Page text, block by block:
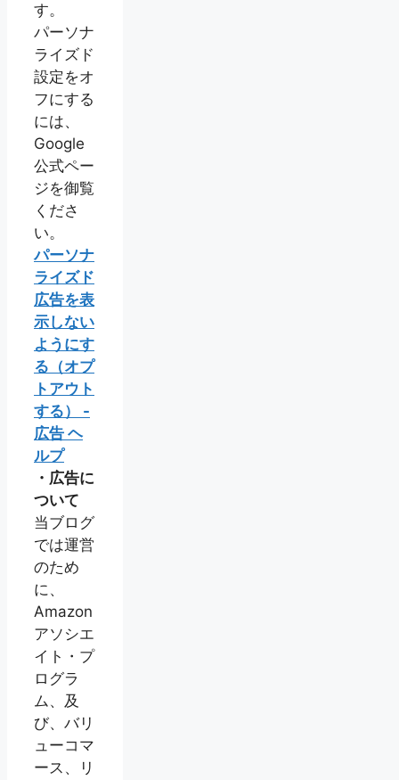
す。
パーソナ
ライズド
設定をオ
フにする
には、
Google
公式ペー
ジを御覧
くださ
い。
パーソナ
ライズド
広告を表
示しない
ようにす
る（オプ
トアウト
する） -
広告 ヘ
ルプ
・広告に
ついて
当ブログ
では運営
のため
に、
Amazon
アソシエ
イト・プ
ログラ
ム、及
び、バリ
ューコマ
ース、リ